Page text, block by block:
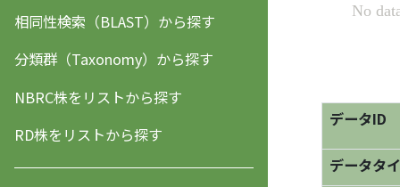
相同性検索（BLAST）から探す
分類群（Taxonomy）から探す
NBRC株をリストから探す
RD株をリストから探す
データID
データタ